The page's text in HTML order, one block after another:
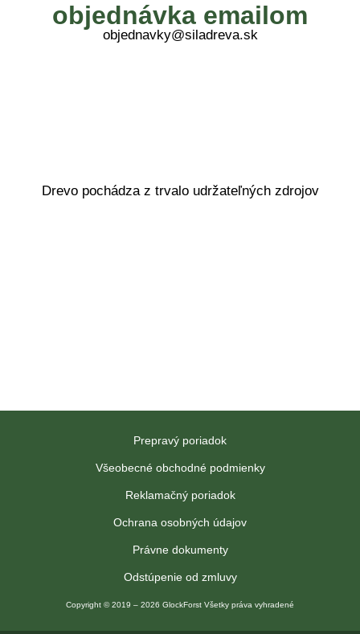
objednávka emailom
objednavky@siladreva.sk
Drevo pochádza z trvalo udržateľných zdrojov
Prepravý poriadok
Všeobecné obchodné podmienky
Reklamačný poriadok
Ochrana osobných údajov
Právne dokumenty
Odstúpenie od zmluvy
Copyright © 2019 – 2026 GlockForst Všetky práva vyhradené